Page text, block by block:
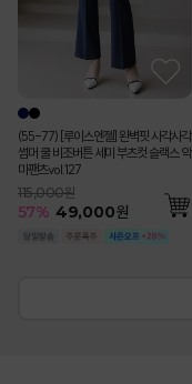
(55-77) [루이스엔젤] 완벽핏 사각사각
썸머 쿨 비조버튼 세미 부츠컷 슬랙스 악
마팬츠vol.127
115,000원
57% 49,000원